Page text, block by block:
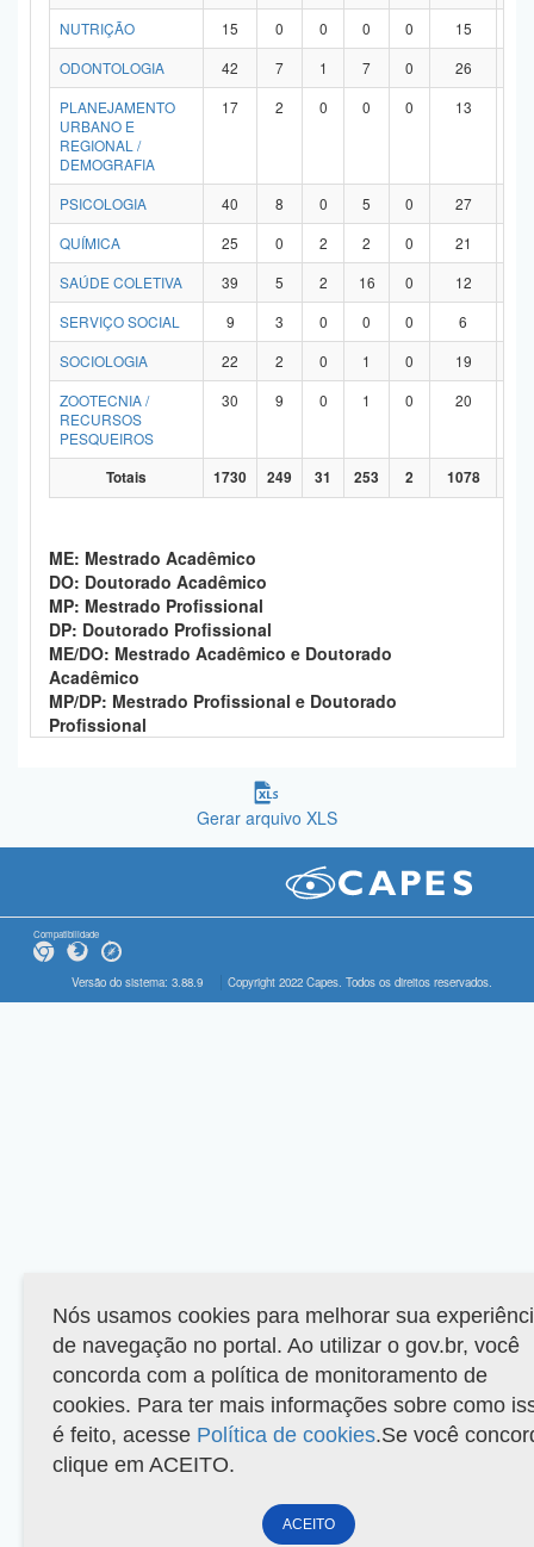
NUTRIÇÃO 15 0 0 0 0 15
ODONTOLOGIA
42 7 1 7 0 26
PLANEJAMENTO
URBANO E
REGIONAL /
DEMOGRAFIA
17 2 0 0 0 13
PSICOLOGIA 40 8 0 5 0 27
QUÍMICA
25 0 2 2 0 21
SAÚDE COLETIVA
39 5 2 16 0 12
SERVIÇO SOCIAL
9 3 0 0 0 6
SOCIOLOGIA
22 2 0 1 0 19
ZOOTECNIA /
RECURSOS
PESQUEIROS
30 9 0 1 0 20
Totais 1730 249 31 253 2 1078
ME: Mestrado Acadêmico
DO: Doutorado Acadêmico
MP: Mestrado Profissional
DP: Doutorado Profissional
ME/DO: Mestrado Acadêmico e Doutorado
Acadêmico
MP/DP: Mestrado Profissional e Doutorado
Profissional
Gerar arquivo XLS
Compatibilidade
Versão do sistema: 3.88.9 Copyright 2022 Capes. Todos os direitos reservados.
Nós usamos cookies para melhorar sua
de navegação no portal. Ao utilizar o gov.br, você
concorda com a política de monitoramento de
cookies. Para ter mais informações sobre como
é feito, acesse Política de cookies.Se você
clique em ACEITO.
ACEITO